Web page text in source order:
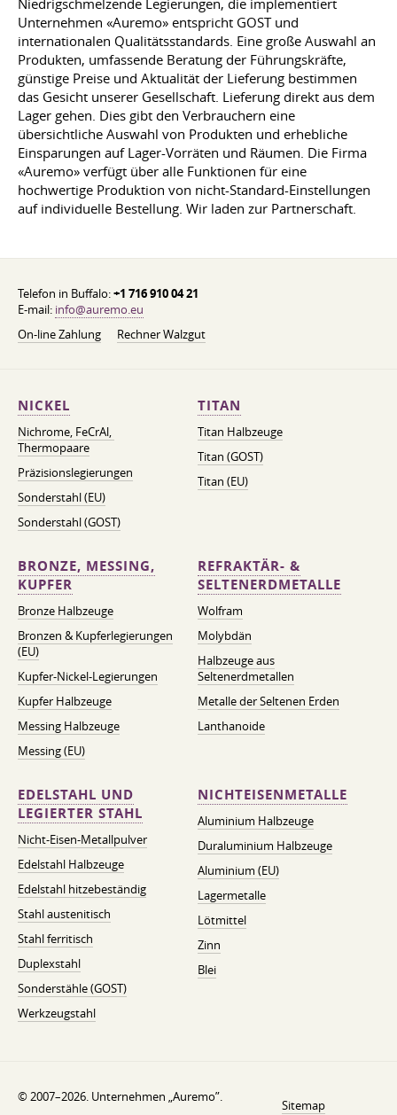
Niedrigschmelzende Legierungen, die implementiert
Unternehmen «Auremo» entspricht GOST und
internationalen Qualitätsstandards. Eine große Auswahl an
Produkten, umfassende Beratung der Führungskräfte,
günstige Preise und Aktualität der Lieferung bestimmen
das Gesicht unserer Gesellschaft. Lieferung direkt aus dem
Lager gehen. Dies gibt den Verbrauchern eine
übersichtliche Auswahl von Produkten und erhebliche
Einsparungen auf Lager-Vorräten und Räumen. Die Firma
«Auremo» verfügt über alle Funktionen für eine
hochwertige Produktion von nicht-Standard-Einstellungen
auf individuelle Bestellung. Wir laden zur Partnerschaft.
Telefon in Buffalo:+1 716 910 04 21
E-mail: info@auremo.eu
On-line Zahlung
Rechner Walzgut
NICKEL
Nichrome, FeСrAl, ​​
Thermopaare
Präzisionslegierungen
Sonderstahl (EU)
Sonderstahl (GOST)
TITAN
Titan Halbzeuge
Titan (GOST)
Titan (EU)
BRONZE, MESSING,
KUPFER
Bronze Halbzeuge
Bronzen & Kupferlegierungen
(EU)
Kupfer-Nickel-Legierungen
Kupfer Halbzeuge
Messing Halbzeuge
Messing (EU)
REFRAKTÄR- &
SELTENERDMETALLE
Wolfram
Molybdän
Halbzeuge aus
Seltenerdmetallen
Metalle der Seltenen Erden
Lanthanoide
EDELSTAHL UND
LEGIERTER STAHL
Nicht-Eisen-Metallpulver
Edelstahl Halbzeuge
Edelstahl hitzebeständig
Stahl austenitisch
Stahl ferritisch
Duplexstahl
Sonderstähle (GOST)
Werkzeugstahl
NICHTEISENMETALLE
Aluminium Halbzeuge
Duraluminium Halbzeuge
Aluminium (EU)
Lagermetalle
Lötmittel
Zinn
Blei
© 2007–2026. Unternehmen „Auremo”.
Sitemap